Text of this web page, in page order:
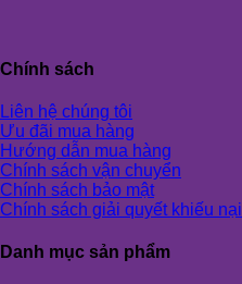
Chính sách
Liên hệ chúng tôi
Ưu đãi mua hàng
Hướng dẫn mua hàng
Chính sách vận chuyển
Chính sách bảo mật
Chính sách giải quyết khiếu nại
Danh mục sản phẩm